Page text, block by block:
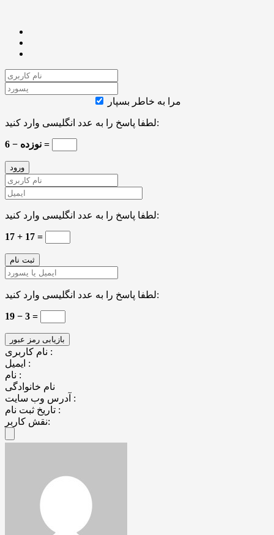
مرا به خاطر بسپار
لطفا پاسخ را به عدد انگلیسی وارد کنید:
نوزده − 6 =
لطفا پاسخ را به عدد انگلیسی وارد کنید:
17 + 17 =
لطفا پاسخ را به عدد انگلیسی وارد کنید:
19 − 3 =
نام کاربری :
ایمیل :
نام :
نام خانوادگی
آدرس وب سایت :
تاریخ ثبت نام :
نقش کاربر: